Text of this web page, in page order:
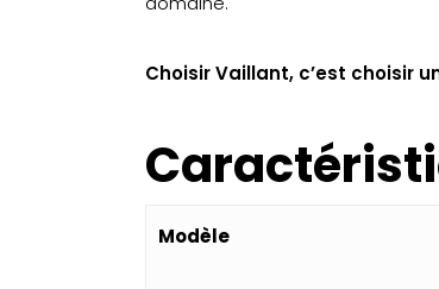
Choisir Vaillant, c’est choisir
Modèle